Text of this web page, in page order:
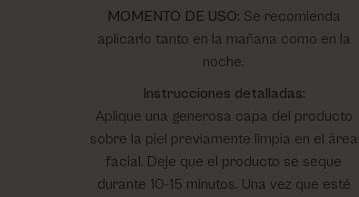
MOMENTO DE USO: Se recomienda
aplicarlo tanto en la mañana como en la
noche.
Instrucciones detalladas:
Aplique una generosa capa del producto
sobre la piel previamente limpia en el área
facial. Deje que el producto se seque
durante 10-15 minutos. Una vez que esté